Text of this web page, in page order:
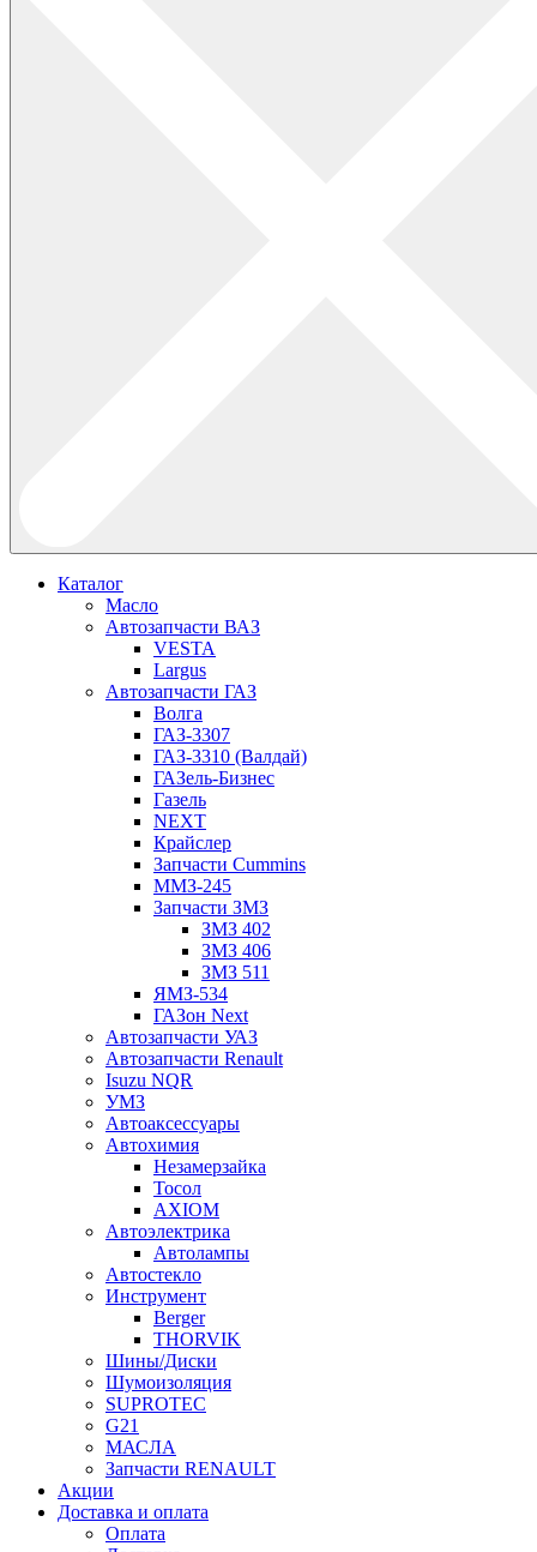
Каталог
Масло
Автозапчасти ВАЗ
VESTA
Largus
Автозапчасти ГАЗ
Волга
ГАЗ-3307
ГАЗ-3310 (Валдай)
ГАЗель-Бизнес
Газель
NEXT
Крайслер
Запчасти Cummins
ММЗ-245
Запчасти ЗМЗ
ЗМЗ 402
ЗМЗ 406
ЗМЗ 511
ЯМЗ-534
ГАЗон Next
Автозапчасти УАЗ
Автозапчасти Renault
Isuzu NQR
УМЗ
Автоаксессуары
Автохимия
Незамерзайка
Тосол
AXIOM
Автоэлектрика
Автолампы
Автостекло
Инструмент
Berger
THORVIK
Шины/Диски
Шумоизоляция
SUPROTEC
G21
МАСЛА
Запчасти RENAULT
Акции
Доставка и оплата
Оплата